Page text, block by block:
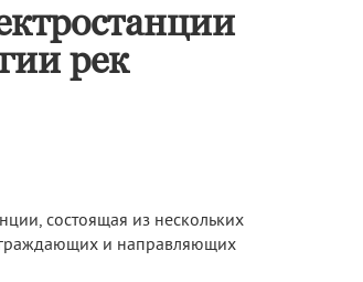
рек
состоящая из нескольких
и направляющих